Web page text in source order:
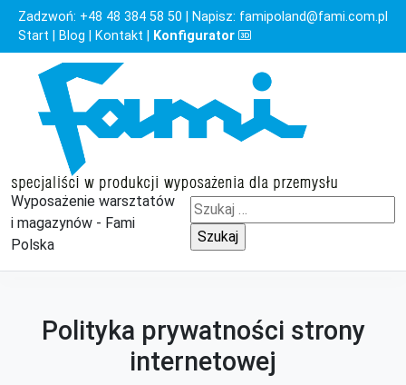
Zadzwoń: +48 48 384 58 50 | Napisz: famipoland@fami.com.pl
Start
Blog Kontakt Konfigurator
Wyposażenie warsztatów
i magazynów - Fami
Polska
Szukaj:
Polityka prywatności strony
internetowej